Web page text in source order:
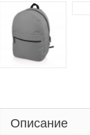
Описание